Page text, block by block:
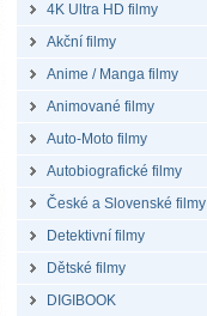
4K Ultra HD filmy
Akční filmy
Anime / Manga filmy
Animované filmy
Auto-Moto filmy
Autobiografické filmy
České a Slovenské filmy
Detektivní filmy
Dětské filmy
DIGIBOOK